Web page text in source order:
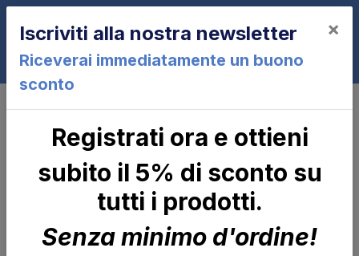
0
Z200-135
Iscriviti alla nostra newsletter
Riceverai immediatamente un buono
sconto
×
Registrati ora e ottieni
subito il 5% di sconto su
tutti i prodotti.
Senza minimo d'ordine!